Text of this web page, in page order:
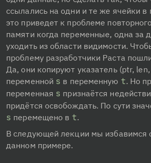
ссылались на одни и те же ячейки
это приведет к проблеме
памяти когда переменные, одна за
уходить из области видимости.
проблему разработчики Раста
Да, они копируют указатель (ptr,
переменной s в переменную t. Но
переменная s признаётся
придётся освобождать. По сути
s перемещено в t.
В следующей лекции мы избавимся
данном примере.